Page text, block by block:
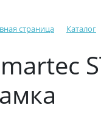
страница Каталог